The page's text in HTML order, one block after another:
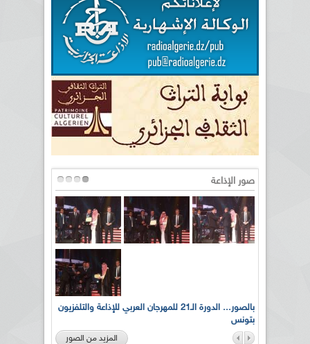
صور الإذاعة
بالصور... الدورة الـ21 للمهرجان العربي للإذاعة والتلفزيون
بتونس
المزيد من الصور